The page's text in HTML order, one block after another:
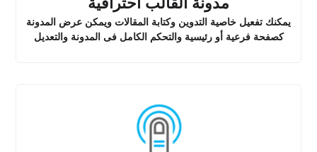
يمكنك تفعيل خاصية التدوين وكتابة المقالات ويمكن عرض المدونة
كصفحة فرعية أو رئيسية والتحكم الكامل فى المدونة والتعديل